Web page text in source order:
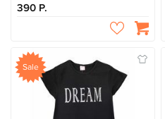
390
Sale